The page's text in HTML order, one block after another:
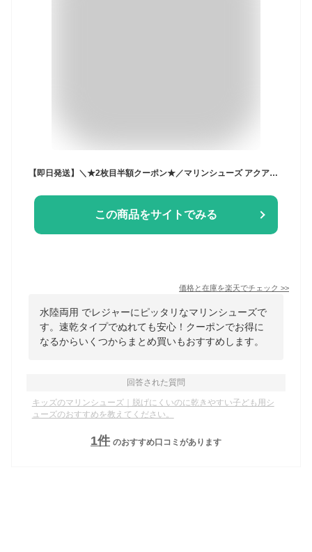
この商品をサイトでみる
価格と在庫を楽天でチェック >>
水陸両用 でレジャーにピッタリなマリンシューズで
す。速乾タイプでぬれても安心！クーポンでお得に
なるからいくつからまとめ買いもおすすめします。
回答された質問
キッズのマリンシューズ｜脱げにくいのに乾きやすい子ども用シ
ューズのおすすめを教えてください。
1件 のおすすめ口コミがあります